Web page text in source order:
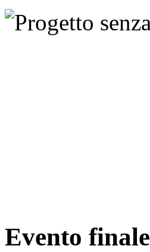
Evento finale